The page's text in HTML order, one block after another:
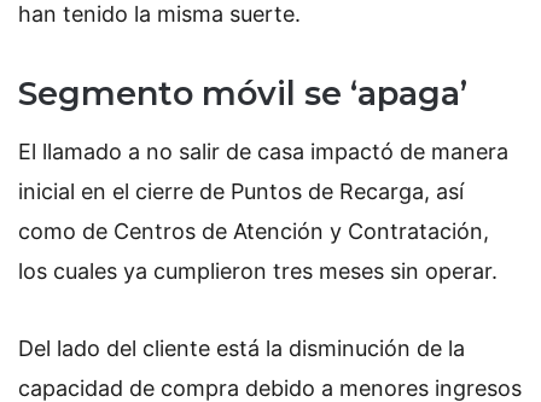
han tenido la misma suerte.
Segmento móvil se ‘apaga’
El llamado a no salir de casa impactó de manera
inicial en el cierre de Puntos de Recarga, así
como de Centros de Atención y Contratación,
los cuales ya cumplieron tres meses sin operar.
Del lado del cliente está la disminución de la
capacidad de compra debido a menores ingresos